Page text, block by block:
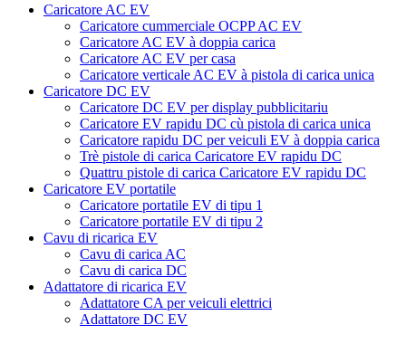
Caricatore AC EV
Caricatore cummerciale OCPP AC EV
Caricatore AC EV à doppia carica
Caricatore AC EV per casa
Caricatore verticale AC EV à pistola di carica unica
Caricatore DC EV
Caricatore DC EV per display pubblicitariu
Caricatore EV rapidu DC cù pistola di carica unica
Caricatore rapidu DC per veiculi EV à doppia carica
Trè pistole di carica Caricatore EV rapidu DC
Quattru pistole di carica Caricatore EV rapidu DC
Caricatore EV portatile
Caricatore portatile EV di tipu 1
Caricatore portatile EV di tipu 2
Cavu di ricarica EV
Cavu di carica AC
Cavu di carica DC
Adattatore di ricarica EV
Adattatore CA per veiculi elettrici
Adattatore DC EV